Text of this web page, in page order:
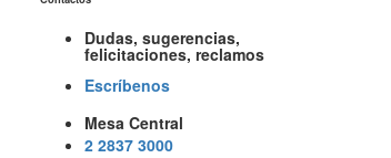
Dudas, sugerencias,
felicitaciones, reclamos
Escríbenos
Mesa Central
2 2837 3000